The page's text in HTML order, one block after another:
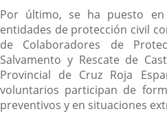
Por último, se ha puesto
entidades de protección civil
de Colaboradores de
Salvamento y Rescate de
Provincial de Cruz Roja
voluntarios participan de
preventivos y en situaciones